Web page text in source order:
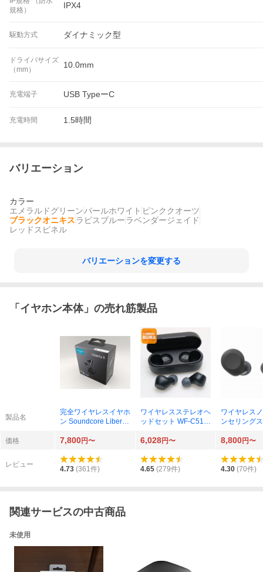
規格）
IPX4
駆動方式 ダイナミック型
ドライバサイズ
（mm）
10.0mm
充電端子 USB TypeーC
充電時間 1.5時間
バリエーション
カラー
エメラルドグリーンパールホワイト ピンククオーツ
ブラックオニキスラピスブルーラベンダージェイド
レッドスピネル
バリエーションを変更する
「 イヤホン本体」の売れ筋製品
製品名
完全ワイヤレスイヤホ
ン Soundcore Liberty
イトブラック
ワイヤレスステレオヘ
ッドセット WF-C510
ワイヤレス
ンセリング
N（B） ブラ
価格 7,800円〜 6,028円〜 8,800円〜
レビュー
4.73 (361件) 4.65 (279件) 4.30 (70件)
関連サービスの中古商品
未使用